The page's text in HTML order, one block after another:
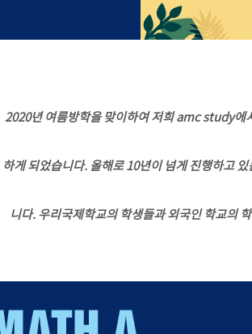
2020년 여름방학을 맞이하여 저희 amc study
하게되었습니다. 올해로 10년이 넘게 진행하고
니다. 우리국제학교의 학생들과 외국인 학교의